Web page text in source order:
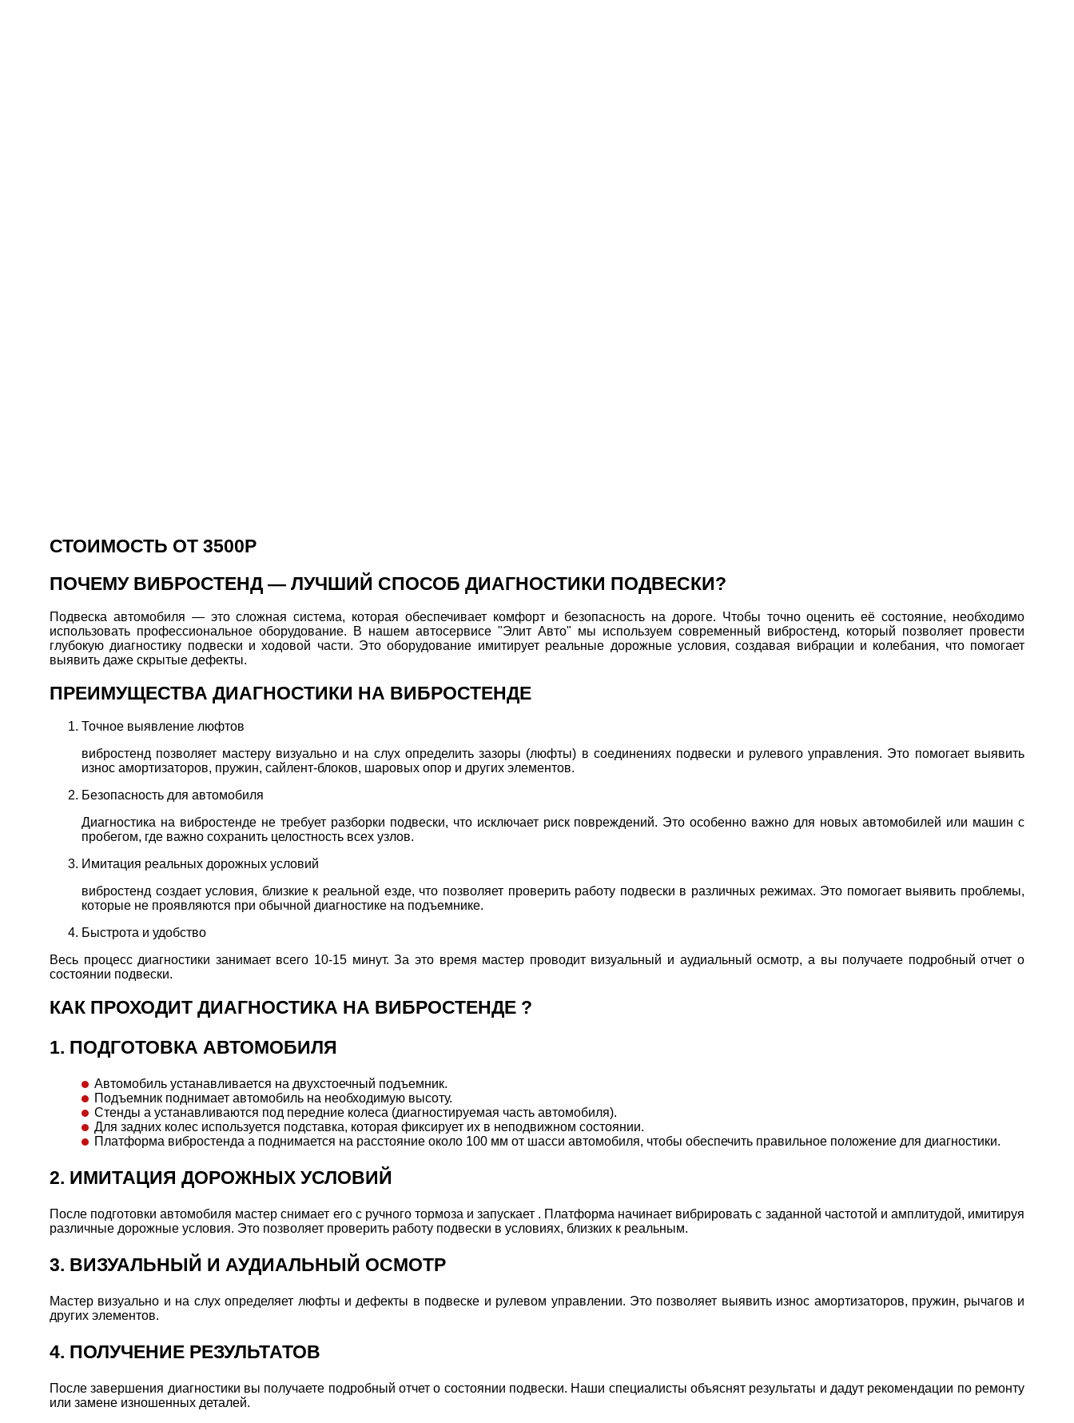
СТОИМОСТЬ ОТ 3500Р
ПОЧЕМУ ВИБРОСТЕНД — ЛУЧШИЙ СПОСОБ ДИАГНОСТИКИ ПОДВЕСКИ?
Подвеска автомобиля — это сложная система, которая обеспечивает комфорт и безопасность на дороге. Чтобы точно оценить её состояние, необходимо
использовать профессиональное оборудование. В нашем автосервисе "Элит Авто" мы используем современный вибростенд, который позволяет провести
глубокую диагностику подвески и ходовой части. Это оборудование имитирует реальные дорожные условия, создавая вибрации и колебания, что помогает
выявить даже скрытые дефекты.
ПРЕИМУЩЕСТВА ДИАГНОСТИКИ НА ВИБРОСТЕНДЕ
Точное выявление люфтов
вибростенд позволяет мастеру визуально и на слух определить зазоры (люфты) в соединениях подвески и рулевого управления. Это помогает выявить
износ амортизаторов, пружин, сайлент-блоков, шаровых опор и других элементов.
Безопасность для автомобиля
Диагностика на вибростенде не требует разборки подвески, что исключает риск повреждений. Это особенно важно для новых автомобилей или машин с
пробегом, где важно сохранить целостность всех узлов.
Имитация реальных дорожных условий
вибростенд создает условия, близкие к реальной езде, что позволяет проверить работу подвески в различных режимах. Это помогает выявить проблемы,
которые не проявляются при обычной диагностике на подъемнике.
Быстрота и удобство
Весь процесс диагностики занимает всего 10-15 минут. За это время мастер проводит визуальный и аудиальный осмотр, а вы получаете подробный отчет о
состоянии подвески.
КАК ПРОХОДИТ ДИАГНОСТИКА НА ВИБРОСТЕНДЕ ?
1. ПОДГОТОВКА АВТОМОБИЛЯ
Автомобиль устанавливается на двухстоечный подъемник.
Подъемник поднимает автомобиль на необходимую высоту.
Стенды а устанавливаются под передние колеса (диагностируемая часть автомобиля).
Для задних колес используется подставка, которая фиксирует их в неподвижном состоянии.
Платформа вибростенда а поднимается на расстояние около 100 мм от шасси автомобиля, чтобы обеспечить правильное положение для диагностики.
2. ИМИТАЦИЯ ДОРОЖНЫХ УСЛОВИЙ
После подготовки автомобиля мастер снимает его с ручного тормоза и запускает . Платформа начинает вибрировать с заданной частотой и амплитудой, имитируя
различные дорожные условия. Это позволяет проверить работу подвески в условиях, близких к реальным.
3. ВИЗУАЛЬНЫЙ И АУДИАЛЬНЫЙ ОСМОТР
Мастер визуально и на слух определяет люфты и дефекты в подвеске и рулевом управлении. Это позволяет выявить износ амортизаторов, пружин, рычагов и
других элементов.
4. ПОЛУЧЕНИЕ РЕЗУЛЬТАТОВ
После завершения диагностики вы получаете подробный отчет о состоянии подвески. Наши специалисты объяснят результаты и дадут рекомендации по ремонту
или замене изношенных деталей.